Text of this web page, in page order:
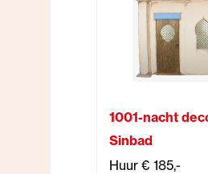
1001-nacht
Sinbad
Huur € 185,-